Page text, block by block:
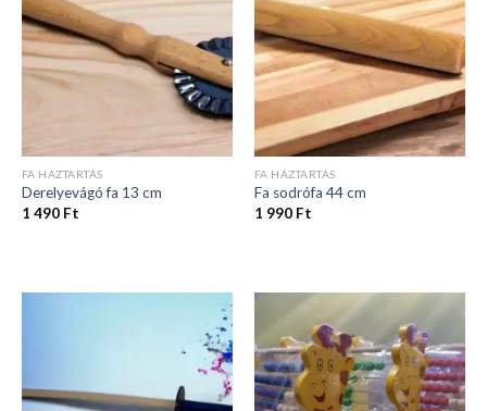
FA HÁZTARTÁS
Derelyevágó fa 13 cm
1 490 Ft
FA HÁZTARTÁS
Fa sodrófa 44 cm
1 990 Ft